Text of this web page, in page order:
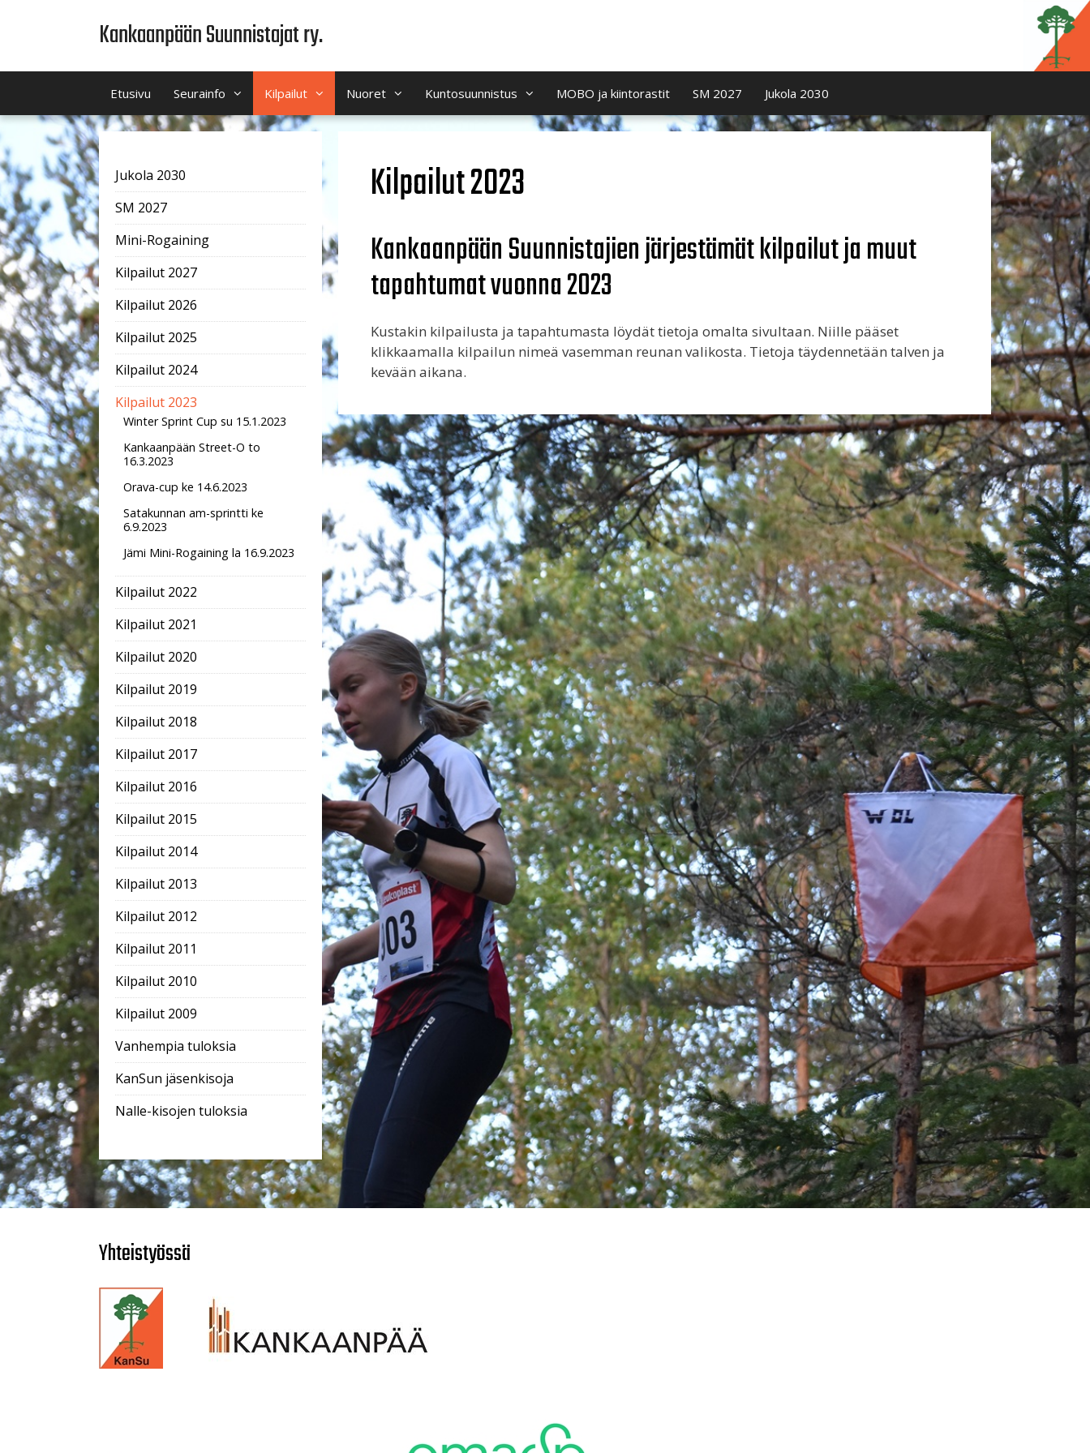
Kankaanpään Suunnistajat ry.
Etusivu Seurainfo Kilpailut Nuoret Kuntosuunnistus MOBO ja kiintorastit SM 2027 Jukola 2030
Kilpailut 2023
Kankaanpään Suunnistajien järjestämät kilpailut ja muut
tapahtumat vuonna 2023
Kustakin kilpailusta ja tapahtumasta löydät tietoja omalta sivultaan. Niille pääset
klikkaamalla kilpailun nimeä vasemman reunan valikosta. Tietoja täydennetään talven ja
kevään aikana.
Jukola 2030
SM 2027
Mini-Rogaining
Kilpailut 2027
Kilpailut 2026
Kilpailut 2025
Kilpailut 2024
Kilpailut 2023
Winter Sprint Cup su 15.1.2023
Kankaanpään Street-O to
16.3.2023
Orava-cup ke 14.6.2023
Satakunnan am-sprintti ke
6.9.2023
Jämi Mini-Rogaining la 16.9.2023
Kilpailut 2022
Kilpailut 2021
Kilpailut 2020
Kilpailut 2019
Kilpailut 2018
Kilpailut 2017
Kilpailut 2016
Kilpailut 2015
Kilpailut 2014
Kilpailut 2013
Kilpailut 2012
Kilpailut 2011
Kilpailut 2010
Kilpailut 2009
Vanhempia tuloksia
KanSun jäsenkisoja
Nalle-kisojen tuloksia
Yhteistyössä